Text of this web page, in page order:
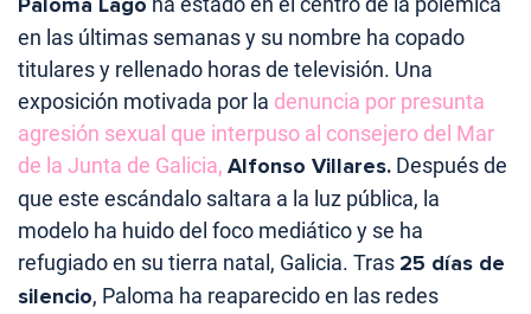
en las últimas semanas y su nombre ha copado
titulares y rellenado horas de televisión. Una
exposición motivada por la denuncia por presunta
agresión sexual que interpuso al consejero del Mar
de la Junta de Galicia, Alfonso Villares. Después de
que este escándalo saltara a la luz pública, la
modelo ha huido del foco mediático y se ha
refugiado en su tierra natal, Galicia. Tras 25 días de
silencio, Paloma ha reaparecido en las redes